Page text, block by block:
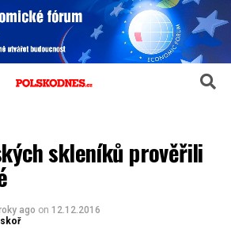
skleníků prověřili
ago on 12.12.2016